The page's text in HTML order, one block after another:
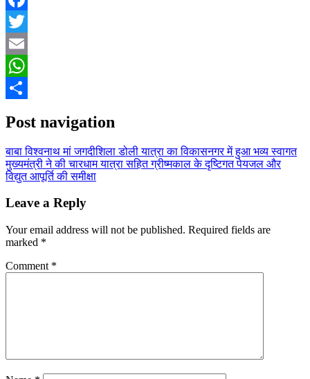
Facebook
Twitter
Email
WhatsApp
Post navigation
बाबा विश्वनाथ मां जगदीशिला डोली यात्रा का विकासनगर में हुआ भव्य स्वागत
मुख्यमंत्री ने की चारधाम यात्रा सहित ग्रीष्मकाल के दृष्टिगत पेयजल और
विद्युत आपूर्ति की समीक्षा
Leave a Reply
Your email address will not be published. Required fields are
marked *
Comment *